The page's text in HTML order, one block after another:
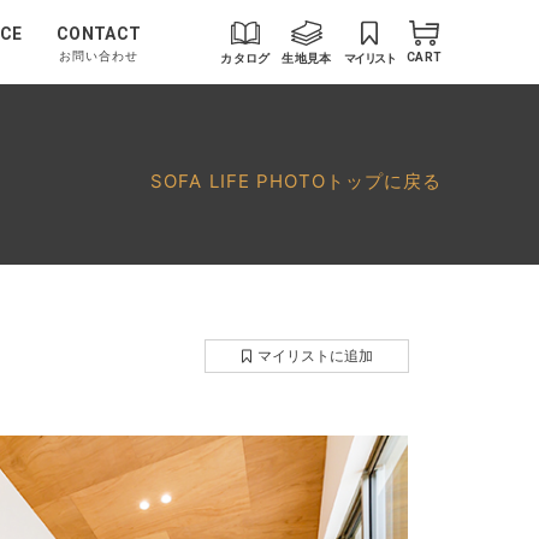
CONTACT
お問い合わせ カタログ 生地見本 マイリスト CART
SOFA LIFE PHOTOトップに戻る
マイリストに追加